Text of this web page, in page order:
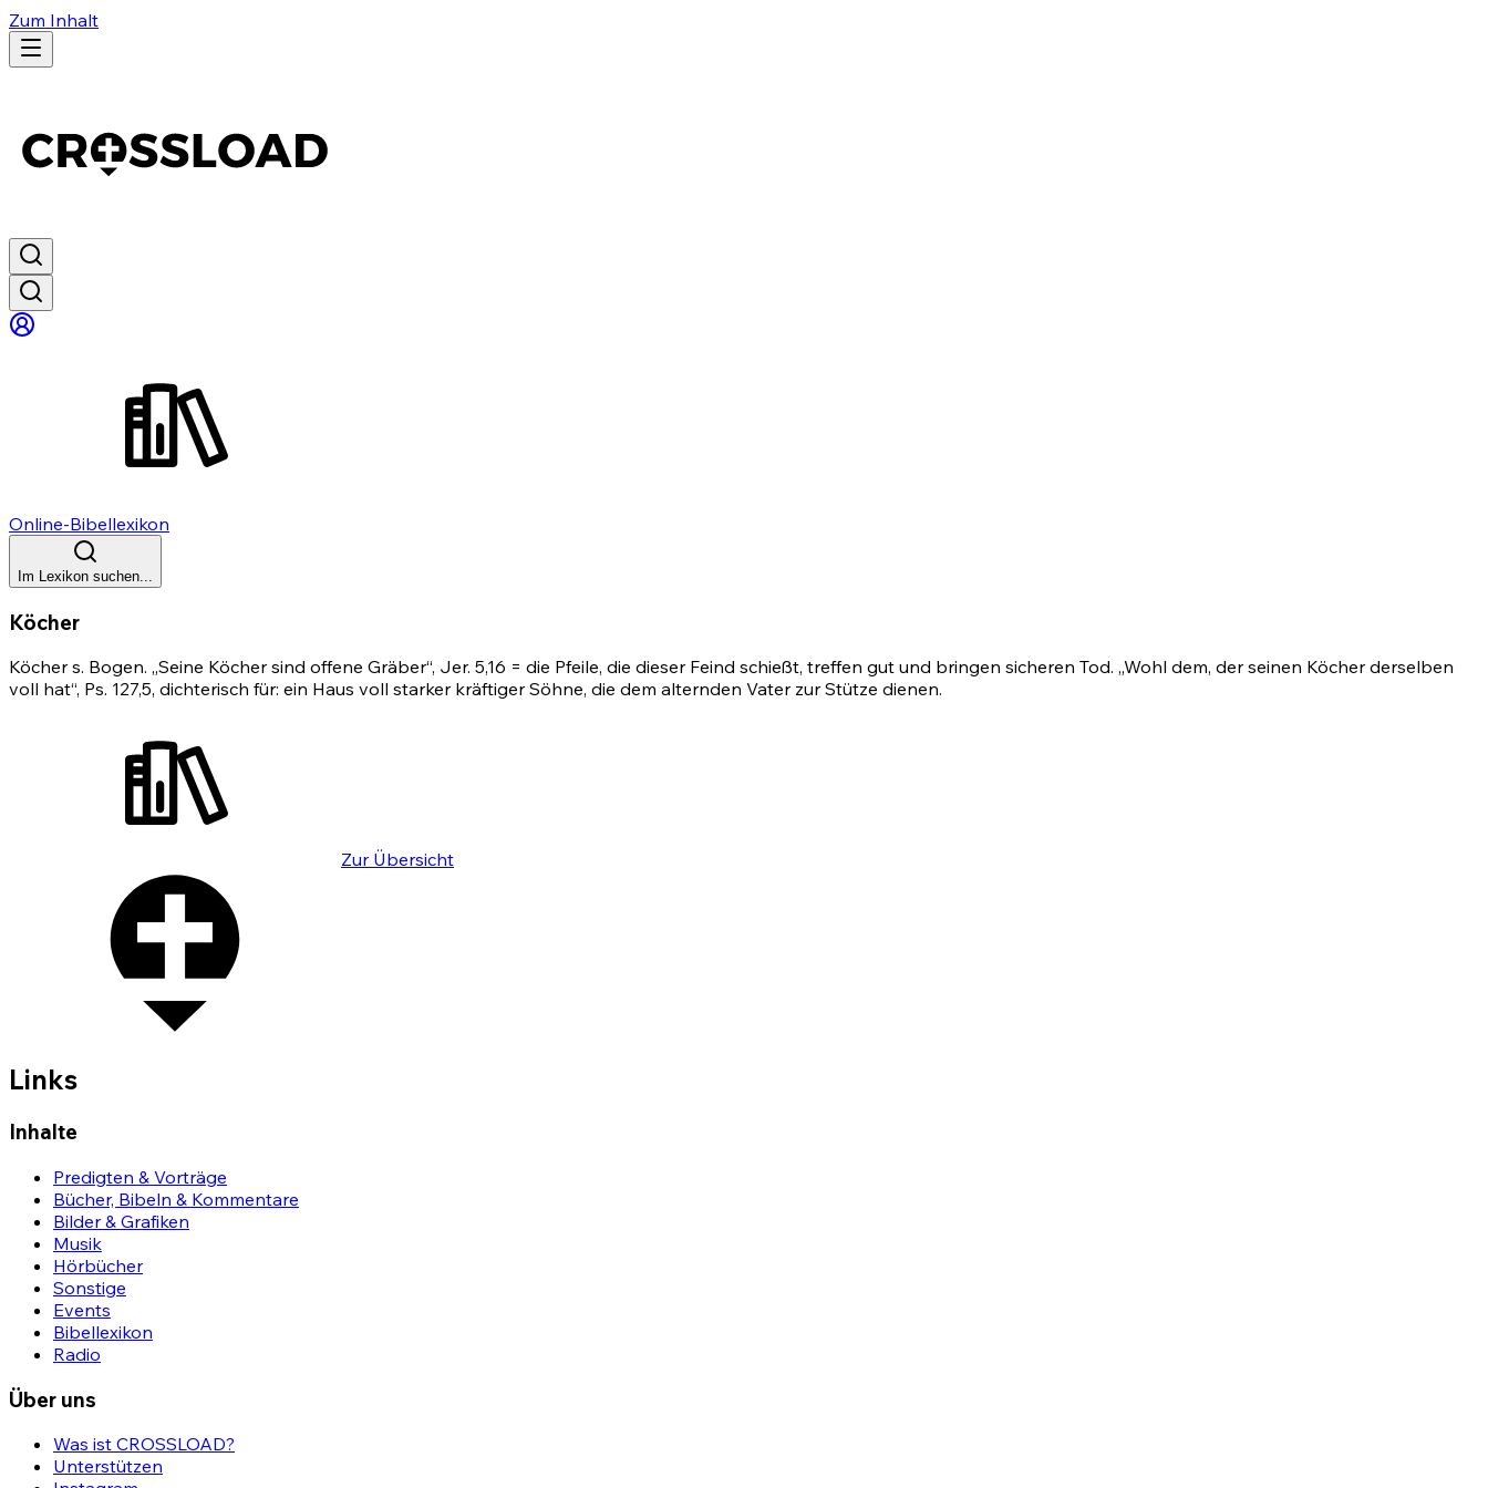
Zum Inhalt
Online-Bibellexikon
Im Lexikon suchen...
Köcher
Köcher s. Bogen. „Seine Köcher sind offene Gräber“, Jer. 5,16 = die Pfeile, die dieser Feind schießt, treffen gut und bringen sicheren Tod. „Wohl dem, der seinen Köcher derselben
voll hat“, Ps. 127,5, dichterisch für: ein Haus voll starker kräftiger Söhne, die dem alternden Vater zur Stütze dienen.
Zur Übersicht
Links
Inhalte
Predigten & Vorträge
Bücher, Bibeln & Kommentare
Bilder & Grafiken
Musik
Hörbücher
Sonstige
Events
Bibellexikon
Radio
Über uns
Was ist CROSSLOAD?
Unterstützen